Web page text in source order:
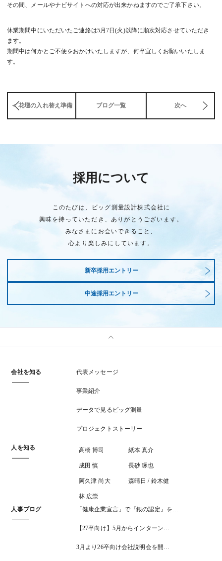
その間、メールやナビサイトへの対応が出来かねますのでご了承下さい。
休業期間中にいただいたご連絡は5月7日(火)以降に順次対応させていただき
ます。
期間中は何かとご不便をおかけいたしますが、何卒宜しくお願いいたしま
す。
＜ 花壇の入れ替え準備 ブログ一覧 次へ
採用について
このたびは、ビッグ測量設計株式会社に
興味を持っていただき、ありがとうございます。
みなさまにお会いできること、
心より楽しみにしています。
新卒採用エントリー
中途採用エントリー
会社を知る 代表メッセージ
事業紹介
データで見るビッグ測量
プロジェクトストーリー
人を知る 高橋 博司 紙本 真介
成田 慎 長砂 琢也
阿久津 尚大 森晴日 / 鈴木健
林 広崇
人事ブログ
「健康企業宣言」で『銀の認定』を…
【27卒向け】5月からインターン…
3月より26卒向け会社説明会を開…